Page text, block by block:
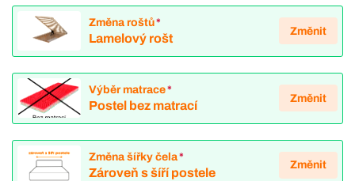
Změna roštů*
Lamelový rošt
Změnit
Výběr matrace*
Postel bez matrací
Změnit
Změna šířky čela*
Zároveň s šíří postele
Změnit